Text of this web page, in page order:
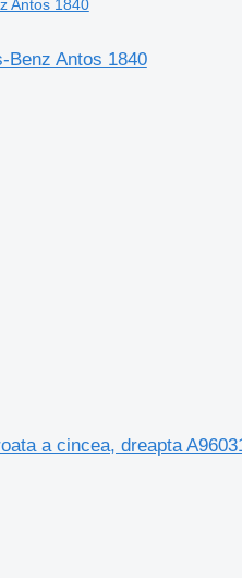
Benz Antos 1840
a cincea, dreapta